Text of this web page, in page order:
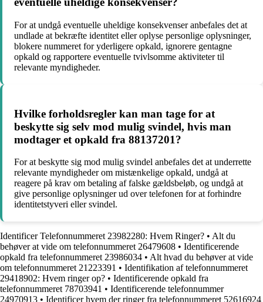
For at undgå eventuelle uheldige konsekvenser anbefales det at
undlade at bekræfte identitet eller oplyse personlige oplysninger,
blokere nummeret for yderligere opkald, ignorere gentagne
opkald og rapportere eventuelle tvivlsomme aktiviteter til
relevante myndigheder.
Hvilke forholdsregler kan man tage for at
beskytte sig selv mod mulig svindel, hvis man
modtager et opkald fra 88137201?
For at beskytte sig mod mulig svindel anbefales det at underrette
relevante myndigheder om mistænkelige opkald, undgå at
reagere på krav om betaling af falske gældsbeløb, og undgå at
give personlige oplysninger ud over telefonen for at forhindre
identitetstyveri eller svindel.
Identificer Telefonnummeret 23982280: Hvem Ringer? • Alt du
behøver at vide om telefonnummeret 26479608 • Identificerende
opkald fra telefonnummeret 23986034 • Alt hvad du behøver at vide
om telefonnummeret 21223391 • Identifikation af telefonnummeret
29418902: Hvem ringer op? • Identificerende opkald fra
telefonnummeret 78703941 • Identificerende telefonnummer
24970913 • Identificer hvem der ringer fra telefonnummeret 52616924